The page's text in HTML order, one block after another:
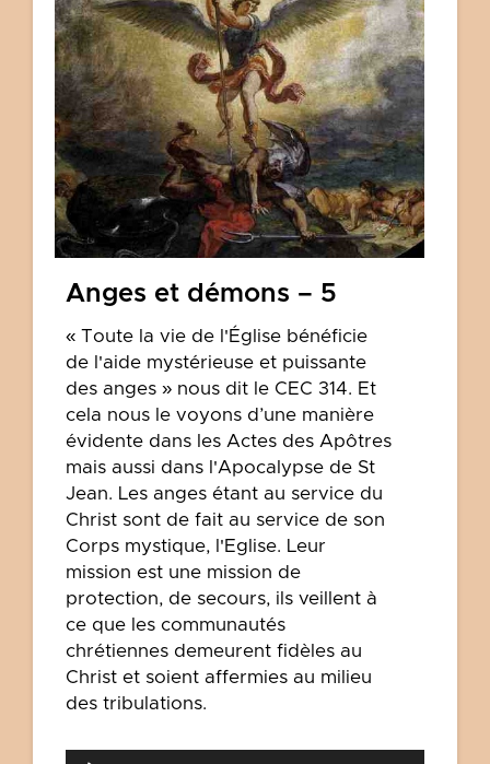
Anges et démons – 5
« Toute la vie de l'Église bénéficie
de l'aide mystérieuse et puissante
des anges » nous dit le CEC 314. Et
cela nous le voyons d’une manière
évidente dans les Actes des Apôtres
mais aussi dans l'Apocalypse de St
Jean. Les anges étant au service du
Christ sont de fait au service de son
Corps mystique, l'Eglise. Leur
mission est une mission de
protection, de secours, ils veillent à
ce que les communautés
chrétiennes demeurent fidèles au
Christ et soient affermies au milieu
des tribulations.